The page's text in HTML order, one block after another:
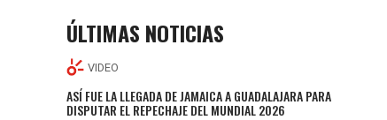
ÚLTIMAS NOTICIAS
VIDEO
ASÍ FUE LA LLEGADA DE JAMAICA A GUADALAJARA PARA
DISPUTAR EL REPECHAJE DEL MUNDIAL 2026